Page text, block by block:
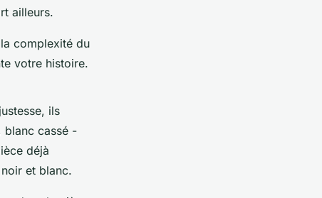
ailleurs.
complexité du
votre histoire.
ils
blanc cassé -
déjà
et blanc.